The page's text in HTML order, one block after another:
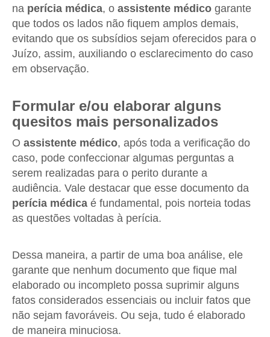
na perícia médica, o assistente médico garante
que todos os lados não fiquem amplos demais,
evitando que os subsídios sejam oferecidos para o
Juízo, assim, auxiliando o esclarecimento do caso
em observação.
Formular e/ou elaborar alguns
quesitos mais personalizados
O assistente médico, após toda a verificação do
caso, pode confeccionar algumas perguntas a
serem realizadas para o perito durante a
audiência. Vale destacar que esse documento da
perícia médica é fundamental, pois norteia todas
as questões voltadas à perícia.
Dessa maneira, a partir de uma boa análise, ele
garante que nenhum documento que fique mal
elaborado ou incompleto possa suprimir alguns
fatos considerados essenciais ou incluir fatos que
não sejam favoráveis. Ou seja, tudo é elaborado
de maneira minuciosa.